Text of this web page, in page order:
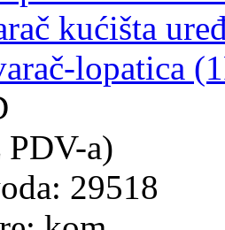
PDV-a)
29518